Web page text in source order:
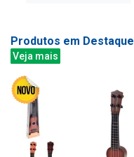
Produtos em Destaque
Veja mais